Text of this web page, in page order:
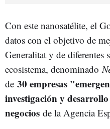
Con este nanosatélite, el
datos con el objetivo de
Generalitat y de diferentes
ecosistema, denominado
de 30 empresas
investigación y
negocios de la Agencia